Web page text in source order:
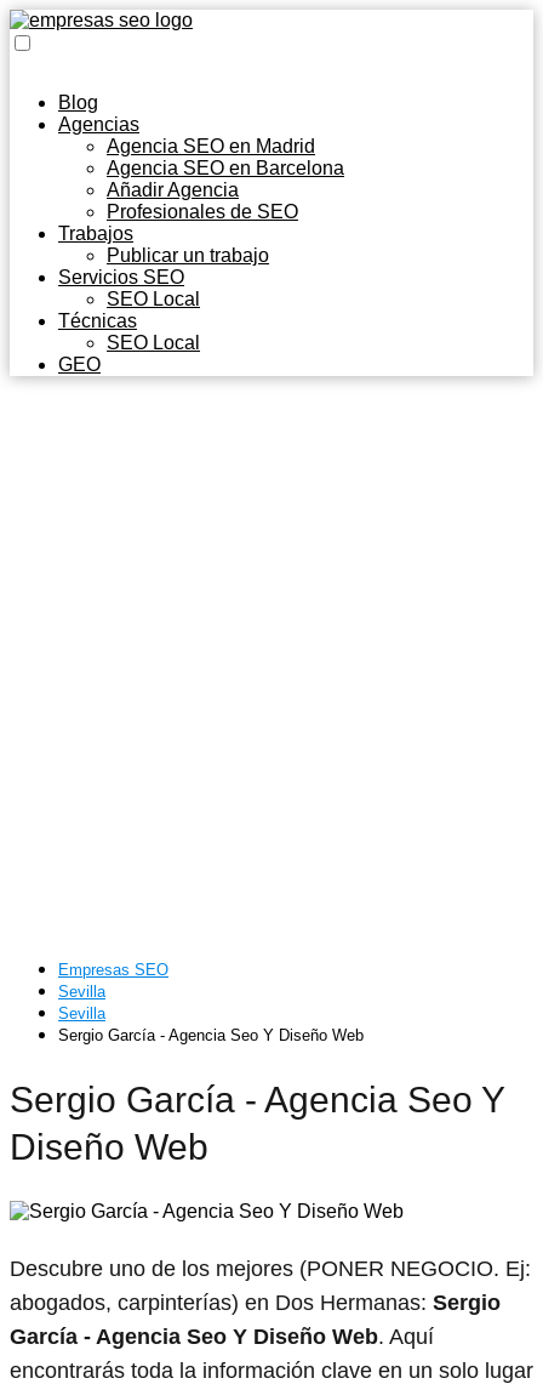
Blog
Agencias
Agencia SEO en Madrid
Agencia SEO en Barcelona
Añadir Agencia
Profesionales de SEO
Trabajos
Publicar un trabajo
Servicios SEO
SEO Local
Técnicas
SEO Local
GEO
Empresas SEO
Sevilla
Sevilla
Sergio García - Agencia Seo Y Diseño Web
Sergio García - Agencia Seo Y
Diseño Web
Descubre uno de los mejores (PONER NEGOCIO. Ej:
abogados, carpinterías) en Dos Hermanas: Sergio
García - Agencia Seo Y Diseño Web. Aquí
encontrarás toda la información clave en un solo lugar